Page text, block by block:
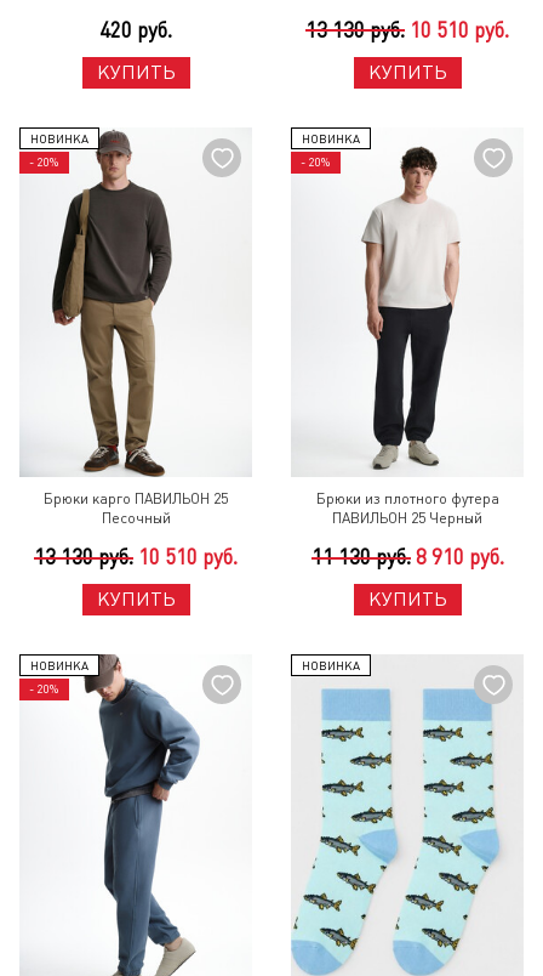
420 руб.
КУПИТЬ
13 130 руб. 10 510 руб.
КУПИТЬ
НОВИНКА
- 20%
Брюки карго ПАВИЛЬОН 25
Песочный
13 130 руб. 10 510 руб.
КУПИТЬ
НОВИНКА
- 20%
Брюки из плотного футера
ПАВИЛЬОН 25 Черный
11 130 руб. 8 910 руб.
КУПИТЬ
НОВИНКА
- 20%
НОВИНКА